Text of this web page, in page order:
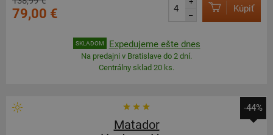
79,00 €
–
Kúpiť
SKLADOM Expedujeme ešte dnes
Na predajni v Bratislave do 2 dní.
Centrálny sklad 20 ks.
-44%
Matador